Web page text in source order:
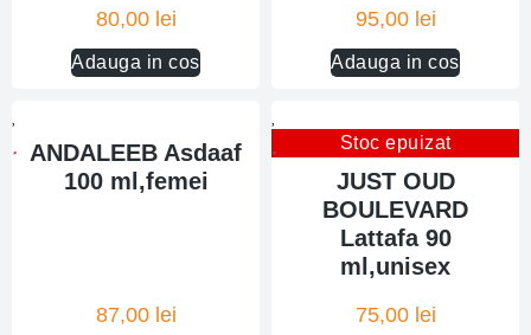
80,00 lei
Adauga in cos
95,00 lei
Adauga in cos
ANDALEEB Asdaaf
100 ml,femei
87,00 lei
Stoc epuizat
JUST OUD
BOULEVARD
Lattafa 90
ml,unisex
75,00 lei